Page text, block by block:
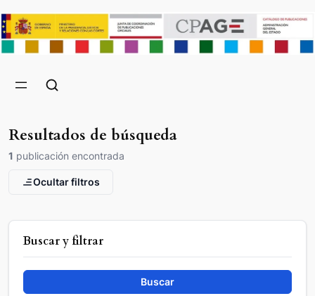
Resultados de búsqueda
1 publicación encontrada
Ocultar filtros
Buscar y filtrar
Buscar